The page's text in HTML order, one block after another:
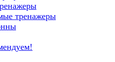
тренажеры